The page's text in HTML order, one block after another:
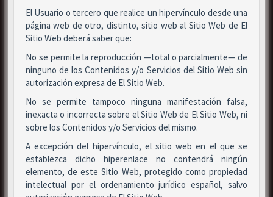
El Usuario o tercero que realice un hipervínculo desde una
página web de otro, distinto, sitio web al Sitio Web de El
Sitio Web deberá saber que:
No se permite la reproducción —total o parcialmente— de
ninguno de los Contenidos y/o Servicios del Sitio Web sin
autorización expresa de El Sitio Web.
No se permite tampoco ninguna manifestación falsa,
inexacta o incorrecta sobre el Sitio Web de El Sitio Web, ni
sobre los Contenidos y/o Servicios del mismo.
A excepción del hipervínculo, el sitio web en el que se
establezca dicho hiperenlace no contendrá ningún
elemento, de este Sitio Web, protegido como propiedad
intelectual por el ordenamiento jurídico español, salvo